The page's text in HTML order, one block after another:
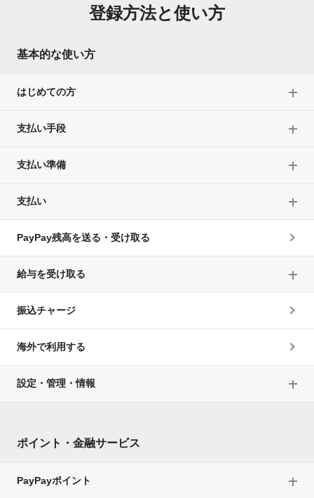
登録方法と使い方
基本的な使い方
はじめての方
支払い手段
支払い準備
支払い
PayPay残高を送る・受け取る
給与を受け取る
振込チャージ
海外で利用する
設定・管理・情報
ポイント・金融サービス
PayPayポイント